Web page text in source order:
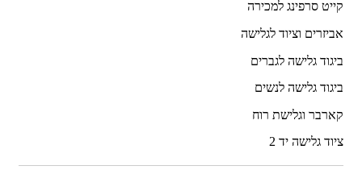
קייט סרפינג למכירה
אביזרים וציוד לגלישה
ביגוד גלישה לגברים
ביגוד גלישה לנשים
קארבר וגלישת רוח
ציוד גלישה יד 2